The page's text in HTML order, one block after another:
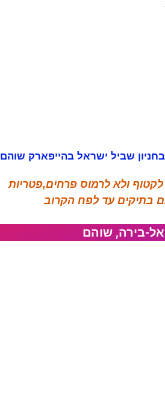
שביל ישראל בהייפארק שוהם
ולא לרמוס פרחים,פטריות
בתיקים עד לפח הקרוב
אל-בירה, שוהם